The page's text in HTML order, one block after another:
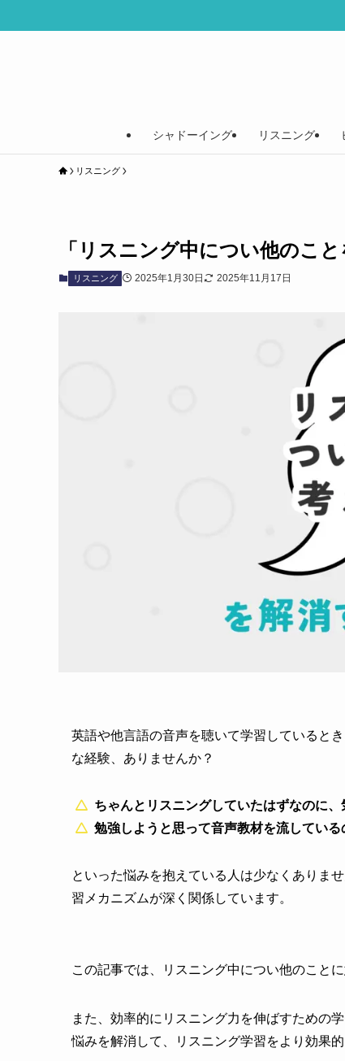
シャドーイング リスニング
リスニング
「リスニング中につい他のこ
リスニング 2025年1月30日 2025年11月17日
英語や他言語の音声を聴いて学習していると
な経験、ありませんか？
ちゃんとリスニングしていたはずなのに
勉強しようと思って音声教材を流してい
といった悩みを抱えている人は少なくありま
習メカニズムが深く関係しています。
この記事では、リスニング中につい他のこと
また、効率的にリスニング力を伸ばすための
悩みを解消して、リスニング学習をより効果